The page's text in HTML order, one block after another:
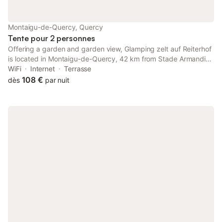
Montaigu-de-Quercy, Quercy
Tente pour 2 personnes
Offering a garden and garden view, Glamping zelt auf Reiterhof
is located in Montaigu-de-Quercy, 42 km from Stade Armandie
and 32 km from Roucous Golf Course.
WiFi Internet
Terrasse
dès 108 € par nuit